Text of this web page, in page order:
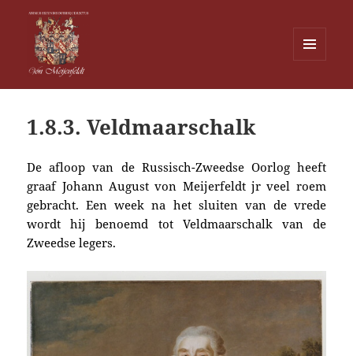
WIDGETS
1.8.3. Veldmaarschalk
De afloop van de Russisch-Zweedse Oorlog heeft
graaf Johann August von Meijerfeldt jr veel roem
gebracht. Een week na het sluiten van de vrede
wordt hij benoemd tot Veldmaarschalk van de
Zweedse legers.